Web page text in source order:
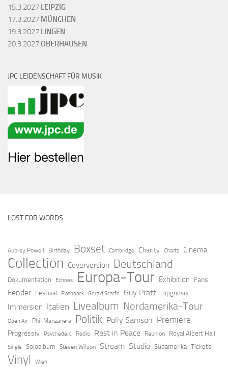
15.3.2027 LEIPZIG
17.3.2027 MÜNCHEN
19.3.2027 LINGEN
20.3.2027OBERHAUSEN
JPC LEIDENSCHAFT FÜR MUSIK
LOST FOR WORDS
Aubrey Powell Birthday Boxset Cambridge Charity Charts Cinema
Collection Coverversion Deutschland
Dokumentation Echoes Europa-Tour Exhibition Fans
Fender Festival Flashback Gerald Scarfe Guy Pratt Hipgnosis
Immersion Italien Livealbum Nordamerika-Tour
Open Air Phil Manzanera Politik Polly Samson Premiere
Progressiv Psychedelic Radio Rest in Peace Reunion Royal Albert Hall
Single Soloalbum Steven Wilson Stream Studio Südamerika Tickets
Vinyl Wien